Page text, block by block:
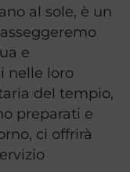
al sole, è un
e
nelle loro
del tempio,
preparati e
ci offrirà